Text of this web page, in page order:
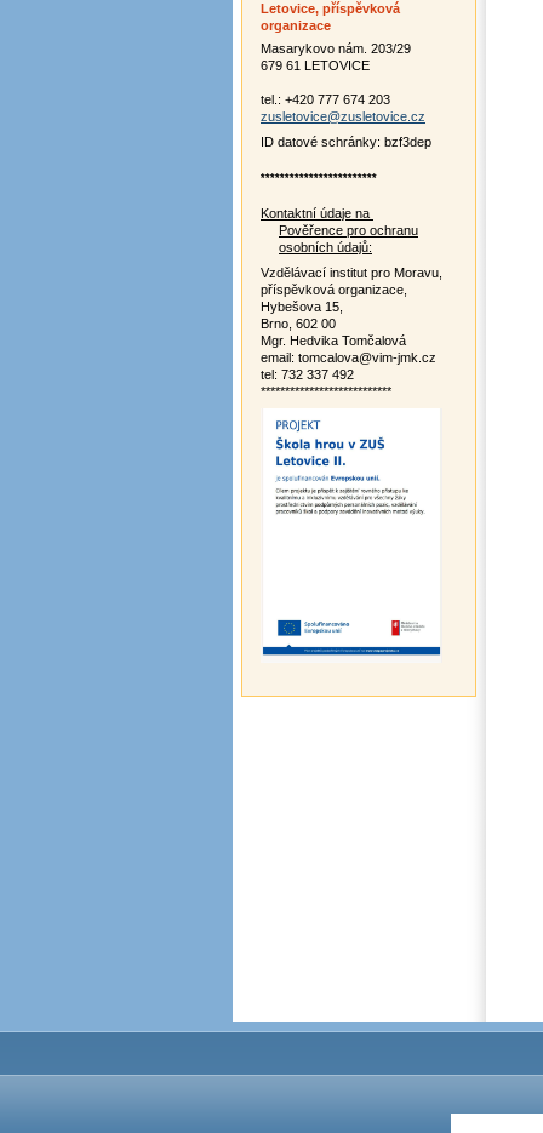
Letovice, příspěvková
organizace
Masarykovo nám. 203/29
679 61 LETOVICE
tel.: +420 777 674 203
zusletovice@zusletovice.cz
ID datové schránky: bzf3dep
************************
Kontaktní údaje na
Pověřence pro ochranu
osobních údajů:
Vzdělávací institut pro Moravu,
příspěvková organizace,
Hybešova 15,
Brno, 602 00
Mgr. Hedvika Tomčalová
email: tomcalova@vim-jmk.cz
tel: 732 337 492
***************************